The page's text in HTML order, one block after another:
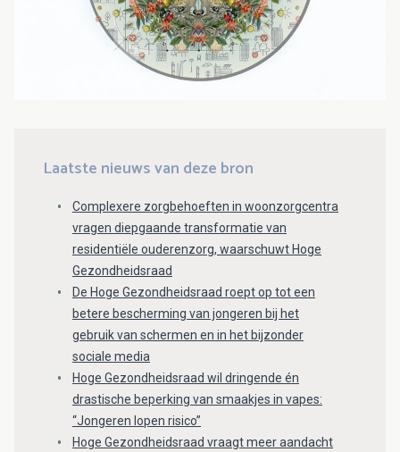
Laatste nieuws van deze bron
Complexere zorgbehoeften in woonzorgcentra
vragen diepgaande transformatie van
residentiële ouderenzorg, waarschuwt Hoge
Gezondheidsraad
De Hoge Gezondheidsraad roept op tot een
betere bescherming van jongeren bij het
gebruik van schermen en in het bijzonder
sociale media
Hoge Gezondheidsraad wil dringende én
drastische beperking van smaakjes in vapes:
“Jongeren lopen risico”
Hoge Gezondheidsraad vraagt meer aandacht